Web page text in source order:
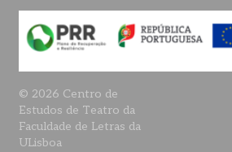
© 2026 Centro de
Estudos de Teatro da
Faculdade de Letras da
ULisboa